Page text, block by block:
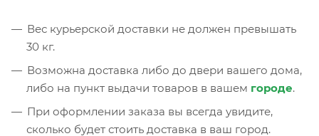
Вес курьерской доставки не должен превышать
30 кг.
Возможна доставка либо до двери вашего дома,
либо на пункт выдачи товаров в вашем городе.
При оформлении заказа вы всегда увидите,
сколько будет стоить доставка в ваш город.